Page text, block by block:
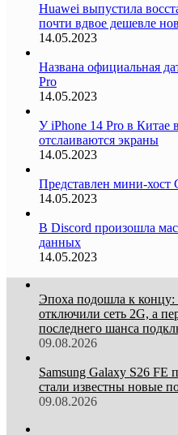
Huawei выпустила
почти вдвое дешевле
14.05.2023
Названа официальная
Pro
14.05.2023
У iPhone 14 Pro в Китае
отслаиваются экраны
14.05.2023
Представлен мини-хост
14.05.2023
В Discord произошла
данных
14.05.2023
Эпоха подошла к
отключили сеть 2G, а
последнего шанса
09.08.2026
Samsung Galaxy S26
стали известны новые
09.08.2026